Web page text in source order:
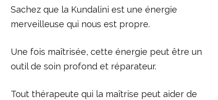
Sachez que la Kundalini est une énergie
merveilleuse qui nous est propre.
Une fois maîtrisée, cette énergie peut être un
outil de soin profond et réparateur.
Tout thérapeute qui la maîtrise peut aider de